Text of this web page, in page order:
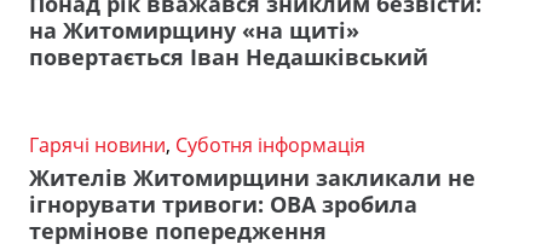
на Житомирщину «на щиті»
повертається Іван Недашківський
Гарячі новини, Суботня інформація
Жителів Житомирщини закликали не
ігнорувати тривоги: ОВА зробила
термінове попередження